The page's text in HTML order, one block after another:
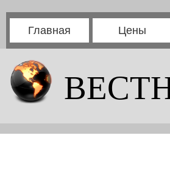
Главная Цены